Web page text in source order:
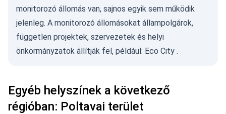
monitorozó állomás van, sajnos egyik sem működik
jelenleg. A monitorozó állomásokat állampolgárok,
független projektek, szervezetek és helyi
önkormányzatok állítják fel, például: Eco City .
Egyéb helyszínek a következő
régióban: Poltavai terület